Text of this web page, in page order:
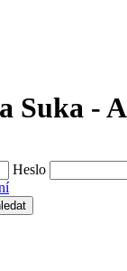
Suka -
Heslo